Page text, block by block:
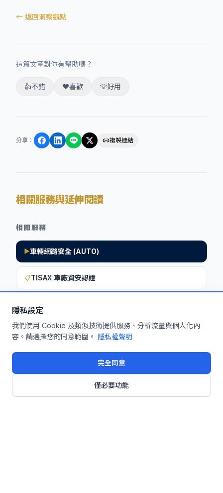
隱私設定
我們使用 Cookie 及類似技術提供服務、分析流量與個人化內
容。請選擇您的同意範圍。 隱私權聲明
完全同意
僅必要功能
← 返回洞察觀點
這篇文章對你有幫助嗎？
👍不錯 ❤️喜歡 💡好用
分享 ： 複製連結
相關服務與延伸閱讀
相關服務
▶車輛網路安全 (AUTO)
📋TISAX 車廠資安認證
想深入了解如何將此洞察應用於您的企
業？
申請免費機制診斷